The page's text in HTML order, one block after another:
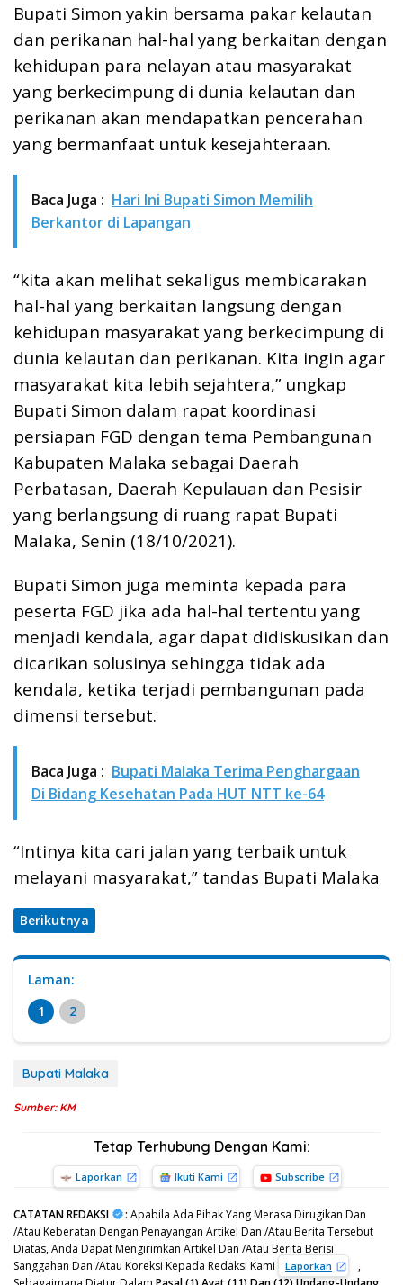
Bupati Simon yakin bersama pakar kelautan
dan perikanan hal-hal yang berkaitan dengan
kehidupan para nelayan atau masyarakat
yang berkecimpung di dunia kelautan dan
perikanan akan mendapatkan pencerahan
yang bermanfaat untuk kesejahteraan.
Baca Juga : Hari Ini Bupati Simon Memilih
Berkantor di Lapangan
“kita akan melihat sekaligus membicarakan
hal-hal yang berkaitan langsung dengan
kehidupan masyarakat yang berkecimpung di
dunia kelautan dan perikanan. Kita ingin agar
masyarakat kita lebih sejahtera,” ungkap
Bupati Simon dalam rapat koordinasi
persiapan FGD dengan tema Pembangunan
Kabupaten Malaka sebagai Daerah
Perbatasan, Daerah Kepulauan dan Pesisir
yang berlangsung di ruang rapat Bupati
Malaka, Senin (18/10/2021).
Bupati Simon juga meminta kepada para
peserta FGD jika ada hal-hal tertentu yang
menjadi kendala, agar dapat didiskusikan dan
dicarikan solusinya sehingga tidak ada
kendala, ketika terjadi pembangunan pada
dimensi tersebut.
Baca Juga : Bupati Malaka Terima Penghargaan
Di Bidang Kesehatan Pada HUT NTT ke-64
“Intinya kita cari jalan yang terbaik untuk
melayani masyarakat,” tandas Bupati Malaka
Berikutnya
Laman:
1
2
Bupati Malaka
Sumber: KM
Tetap Terhubung Dengan Kami:
Laporkan Ikuti Kami Subscribe
CATATAN REDAKSI : Apabila Ada Pihak Yang Merasa Dirugikan Dan
/Atau Keberatan Dengan Penayangan Artikel Dan /Atau Berita Tersebut
Diatas, Anda Dapat Mengirimkan Artikel Dan /Atau Berita Berisi
Sanggahan Dan /Atau Koreksi Kepada Redaksi Kami
Laporkan
,